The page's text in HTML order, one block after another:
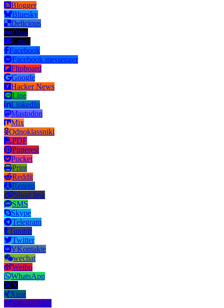
Blogger
Bluesky
Delicious
Digg
Email
Facebook
Facebook messenger
Flipboard
Google
Hacker News
Line
LinkedIn
Mastodon
Mix
Odnoklassniki
PDF
Pinterest
Pocket
Print
Reddit
Renren
Short link
SMS
Skype
Telegram
Tumblr
Twitter
VKontakte
wechat
Weibo
WhatsApp
X
Xing
Yahoo! Mail